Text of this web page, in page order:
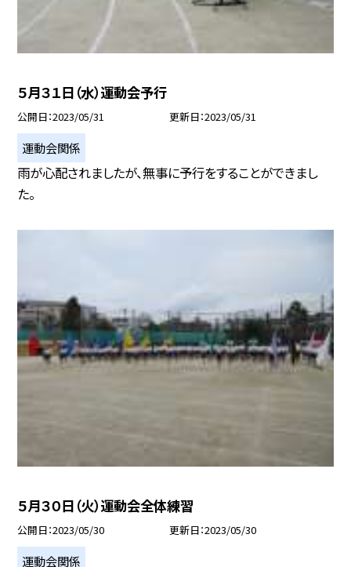
５月３１日（水）運動会予行
公開日 2023/05/31 更新日 2023/05/31
運動会関係
雨が心配されましたが、無事に予行をすることができまし
た。
５月３０日（火）運動会全体練習
公開日 2023/05/30 更新日 2023/05/30
運動会関係